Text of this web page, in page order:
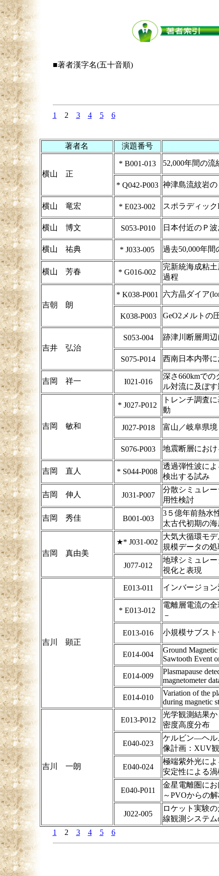
■著者漢字名(五十音順)
1 2 3 4 5 6
著者名 演題番号
横山 正
* B001-013 52,000年間の
* Q042-P003 神津島流紋岩
横山 竜宏 * E023-002 スポラディッ
横山 博文 S053-P010 日本付近のＰ
横山 祐典 * J033-005 過去50,000年
横山 芳春 * G016-002
完新統海成粘
過程
吉朝 朗
* K038-P001 六方晶ダイア
K038-P003 GeO2メルトの
吉井 弘治
S053-004 跡津川断層周
S075-P014 西南日本内帯
吉岡 祥一 I021-016
深さ660kmで
ル対流に及ぼ
吉岡 敏和
* J027-P012
トレンチ調査
動
J027-P018 富山／岐阜県
S076-P003 地震断層にお
吉岡 直人 * S044-P008
透過弾性波に
検出する試み
吉岡 伸人 J031-P007
分散シミュレ
用性検討
吉岡 秀佳 B001-003
3５億年前熱水
太古代初期の
吉岡 真由美
★* J031-002
大気大循環モ
規模データの処
J077-012
地球シミュレ
視化と表現
吉川 顕正
E013-011 インバージョ
* E013-012
電離層電流の
－
E013-016 小規模サブス
E014-004
Ground
Sawtooth Event
E014-009
Plasmapause
magnetometer
E014-010
Variation of the
during magnetic
吉川 一朗
E013-P012
光学観測結果
密度高度分布
E040-023
ケルビン―ヘル
像計画：XUV
E040-024
極端紫外光に
安定性による
E040-P011
金星電離圏に
～PVOからの
J022-005
ロケット実験
線観測システ
1
2 3 4 5 6